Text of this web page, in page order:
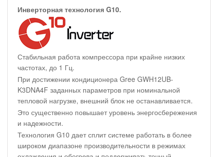
Инверторная технология G10.
Стабильная работа компрессора при крайне низких
частотах, до 1 Гц.
При достижении кондиционера Gree GWH12UB-
K3DNA4F заданных параметров при номинальной
тепловой нагрузке, внешний блок не останавливается.
Это существенно повышает уровень энергосбережения
и надежности.
Технология G10 дает сплит системе работать в более
широком диапазоне производительности в режимах